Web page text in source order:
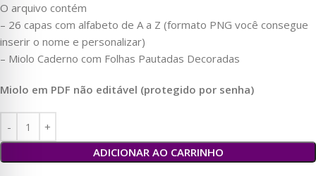
O arquivo contém
– 26 capas com alfabeto de A a Z (formato PNG você consegue
inserir o nome e personalizar)
– Miolo Caderno com Folhas Pautadas Decoradas
Miolo em PDF não editável (protegido por senha)
ADICIONAR AO CARRINHO